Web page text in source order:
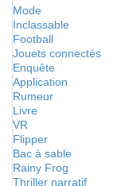
Mode
Inclassable
Football
Jouets connectés
Enquête
Application
Rumeur
Livre
VR
Flipper
Bac à sable
Rainy Frog
Thriller narratif